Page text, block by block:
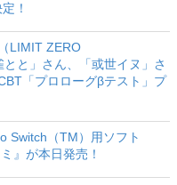
！
LIMIT ZERO
と」さん、「或世イヌ」さ
「プロローグβテスト」プ
Switch（TM）用ソフト
』が本日発売！